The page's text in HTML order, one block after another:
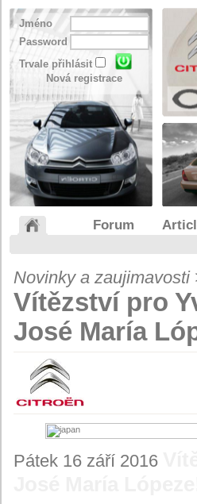
Jméno
Password
Trvale přihlásit
Nová registrace
Forum
Novinky a zaujimavosti
Vítězství pro
José María
Pátek 16 září 2016